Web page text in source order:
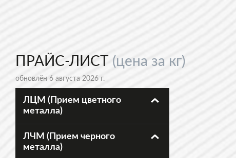
ПРАЙС-ЛИСТ (цена за кг)
обновлён 6 августа 2026 г.
ЛЦМ (Прием цветного
металла)
ЛЧМ (Прием черного
металла)